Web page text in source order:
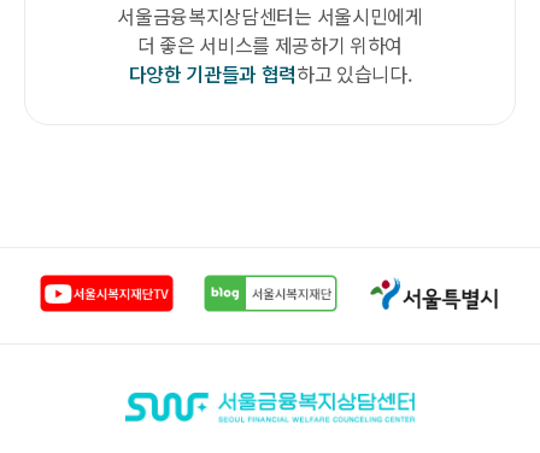
서울금융복지상담센터는 서울시민에게
더 좋은 서비스를 제공하기 위하여
다양한 기관들과협력하고 있습니다.